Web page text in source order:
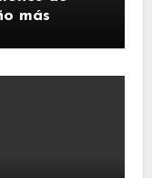
más